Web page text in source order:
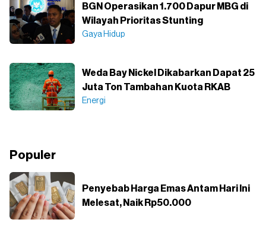
BGN Operasikan 1.700 Dapur MBG di
Wilayah Prioritas Stunting
Gaya Hidup
Weda Bay Nickel Dikabarkan Dapat 25
Juta Ton Tambahan Kuota RKAB
Energi
Populer
Penyebab Harga Emas Antam Hari Ini
Melesat, Naik Rp50.000